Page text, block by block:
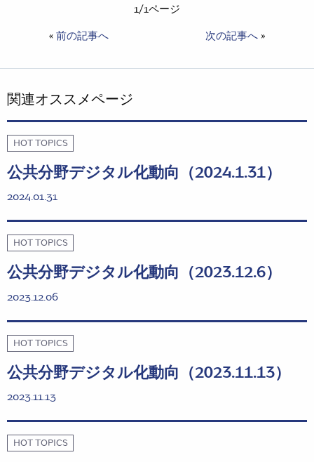
1/1ページ
« 前の記事へ 次の記事へ »
関連オススメページ
HOT TOPICS
公共分野デジタル化動向（2024.1.31）
2024.01.31
HOT TOPICS
公共分野デジタル化動向（2023.12.6）
2023.12.06
HOT TOPICS
公共分野デジタル化動向（2023.11.13）
2023.11.13
HOT TOPICS